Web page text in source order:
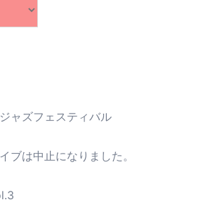
ャズフェスティバル
ブは中止になりました。